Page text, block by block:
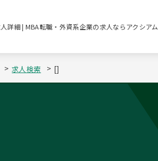
詳細 | MBA転職・外資系企業の求人ならアクシアム
求人検索 []